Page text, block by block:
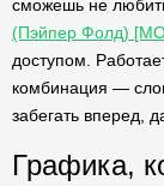
сможешь не
(Пэйпер Фолд)
доступом.
комбинация —
забегать вперед,
Графика,